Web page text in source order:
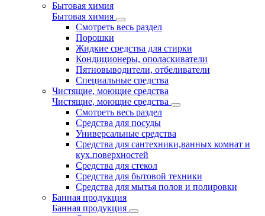
Бытовая химия
Бытовая химия
Смотреть весь раздел
Порошки
Жидкие средства для стирки
Кондиционеры, ополаскиватели
Пятновыводители, отбеливатели
Специальные средства
Чистящие, моющие средства
Чистящие, моющие средства
Смотреть весь раздел
Средства для посуды
Универсальные средства
Средства для сантехники,ванных комнат и
кух.поверхностей
Средства для стекол
Средства для бытовой техники
Средства для мытья полов и полировки
Банная продукция
Банная продукция